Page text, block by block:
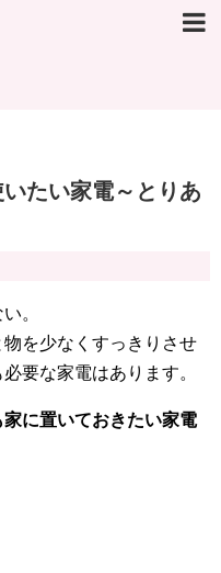
たい家電～とりあ
。
を少なくすっきりさせ
要な家電はあります。
に置いておきたい家電